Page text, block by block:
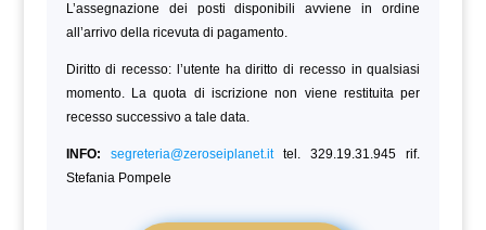
L’assegnazione dei posti disponibili avviene in ordine
all’arrivo della ricevuta di pagamento.
Diritto di recesso: l’utente ha diritto di recesso in qualsiasi
momento. La quota di iscrizione non viene restituita per
recesso successivo a tale data.
INFO: segreteria@zeroseiplanet.ittel. 329.19.31.945 rif.
Stefania Pompele